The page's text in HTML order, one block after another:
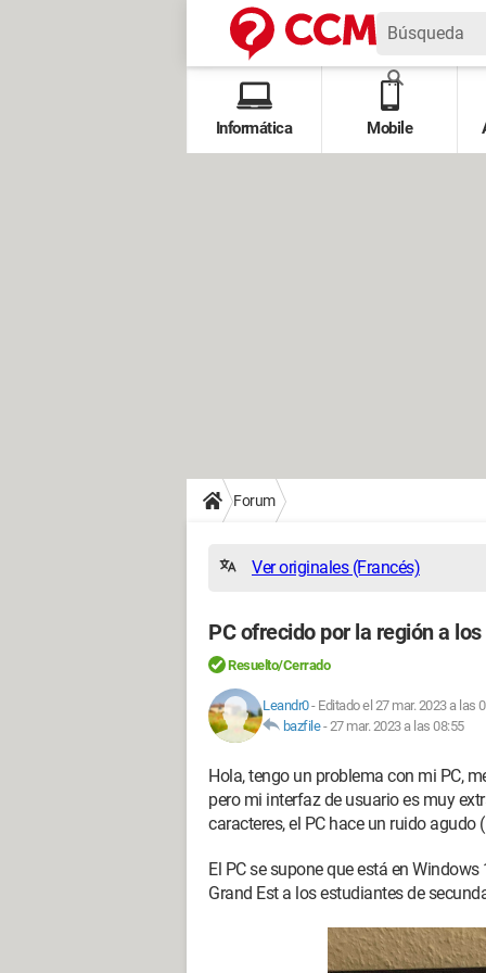
Informática Mobile
Forum
Ver originales (Francés)
PC ofrecido por la región a
Resuelto/Cerrado
Leandr0- Editado el 27 mar. 2023 a las
bazfile-27 mar. 2023 a las 08:55
Hola, tengo un problema con mi PC,
pero mi interfaz de usuario es muy
caracteres, el PC hace un ruido
El PC se supone que está en
Grand Est a los estudiantes de